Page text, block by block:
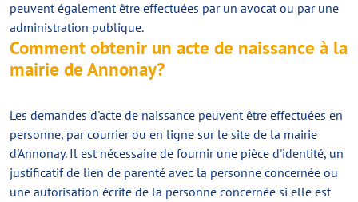
peuvent également être effectuées par un avocat ou par une
administration publique.
Comment obtenir un acte de naissance à la
mairie de Annonay?
Les demandes d'acte de naissance peuvent être effectuées en
personne, par courrier ou en ligne sur le site de la mairie
d'Annonay. Il est nécessaire de fournir une pièce d'identité, un
justificatif de lien de parenté avec la personne concernée ou
une autorisation écrite de la personne concernée si elle est